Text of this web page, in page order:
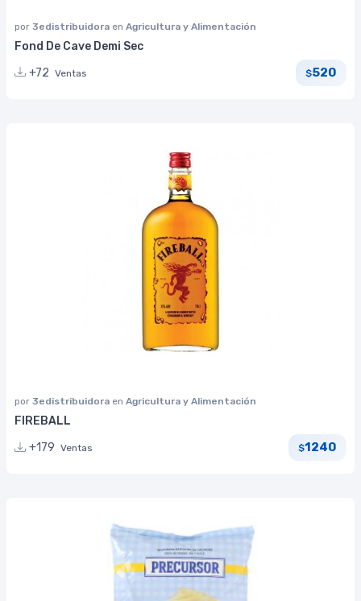
por 3edistribuidora en Agricultura y Alimentación
Fond De Cave Demi Sec
+72 Ventas $520
por 3edistribuidora en Agricultura y Alimentación
FIREBALL
+179 Ventas $1240